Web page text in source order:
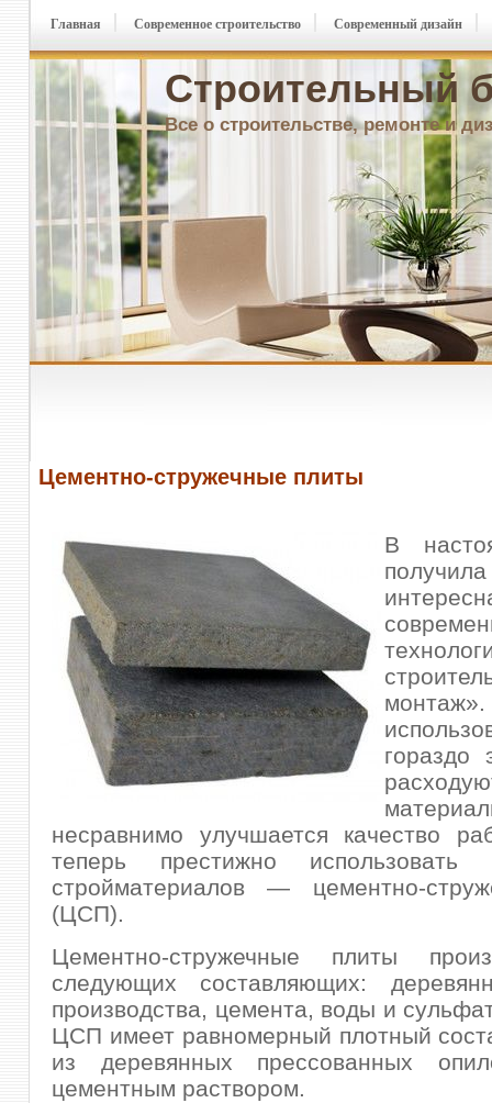
Строительный
Все о строительстве, ремонте и
Главная Современное строительство Современный дизайн
Цементно-стружечные плиты
В
гораздо
несравнимо улучшается качество
теперь престижно использовать
стройматериалов — цементно-
(ЦСП).
Цементно-стружечные плиты
следующих составляющих:
производства, цемента, воды и
ЦСП имеет равномерный плотный
из деревянных прессованных
цементным раствором.